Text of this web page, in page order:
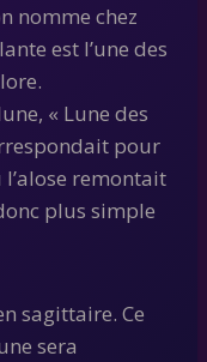
nomme chez
est l’une des
« Lune des
pour
remontait
plus simple
sagittaire. Ce
sera